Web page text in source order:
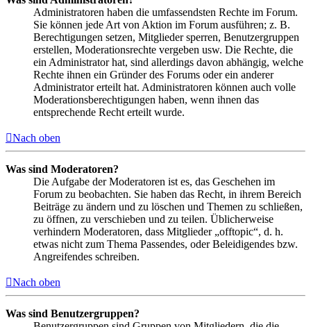
Administratoren haben die umfassendsten Rechte im Forum.
Sie können jede Art von Aktion im Forum ausführen; z. B.
Berechtigungen setzen, Mitglieder sperren, Benutzergruppen
erstellen, Moderationsrechte vergeben usw. Die Rechte, die
ein Administrator hat, sind allerdings davon abhängig, welche
Rechte ihnen ein Gründer des Forums oder ein anderer
Administrator erteilt hat. Administratoren können auch volle
Moderationsberechtigungen haben, wenn ihnen das
entsprechende Recht erteilt wurde.
Nach oben
Was sind Moderatoren?
Die Aufgabe der Moderatoren ist es, das Geschehen im
Forum zu beobachten. Sie haben das Recht, in ihrem Bereich
Beiträge zu ändern und zu löschen und Themen zu schließen,
zu öffnen, zu verschieben und zu teilen. Üblicherweise
verhindern Moderatoren, dass Mitglieder „offtopic“, d. h.
etwas nicht zum Thema Passendes, oder Beleidigendes bzw.
Angreifendes schreiben.
Nach oben
Was sind Benutzergruppen?